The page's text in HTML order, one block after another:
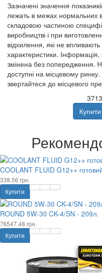
Зазначені значення
лежать в межах нормальних
складовою частиною
виробництві і при
відхилення, які не впливають
характеристики.
змінена без попередження.
доступні на місцевому
звертайтеся до місцевого
Купити
COOLANT FLUID G12++
338.56 грн.
Купити
ROUND 5W-30 CK-4/SN - 209л.
76547.48 грн.
Купити